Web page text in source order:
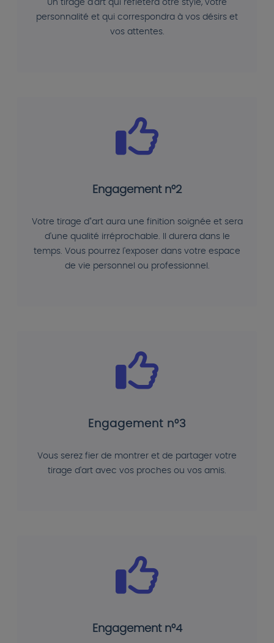
Un tirage d'art qui reflétera otre style, votre
personnalité et qui correspondra à vos désirs et
vos attentes.
Engagement n°2
Votre tirage d"art aura une finition soignée et sera
d'une qualité irréprochable. Il durera dans le
temps. Vous pourrez l'exposer dans votre espace
de vie personnel ou professionnel.
Engagement n°3
Vous serez fier de montrer et de partager votre
tirage d'art avec vos proches ou vos amis.
Engagement n°4